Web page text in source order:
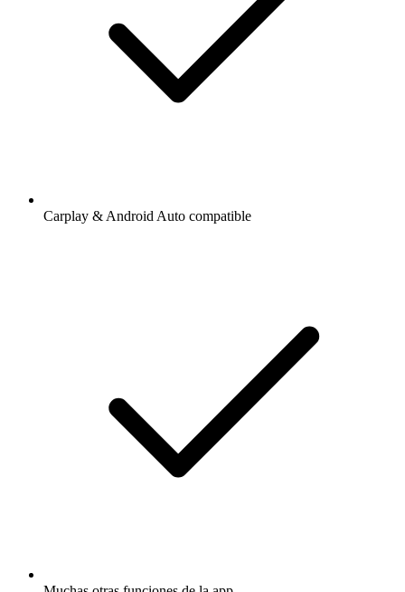
Carplay & Android Auto compatible